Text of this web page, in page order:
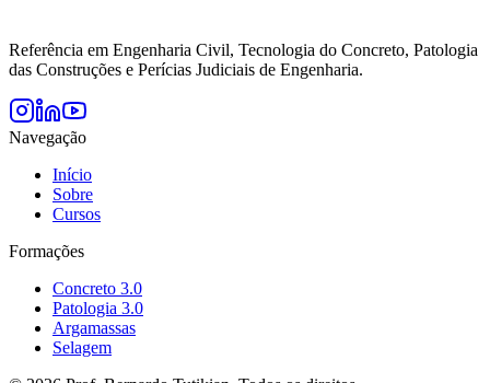
Referência em Engenharia Civil, Tecnologia do Concreto, Patologia
das Construções e Perícias Judiciais de Engenharia.
Navegação
Início
Sobre
Cursos
Formações
Concreto 3.0
Patologia 3.0
Argamassas
Selagem